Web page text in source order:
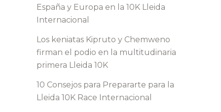
España y Europa en la 10K Lleida
Internacional
Los keniatas Kipruto y Chemweno
firman el podio en la multitudinaria
primera Lleida 10K
10 Consejos para Prepararte para la
Lleida 10K Race Internacional